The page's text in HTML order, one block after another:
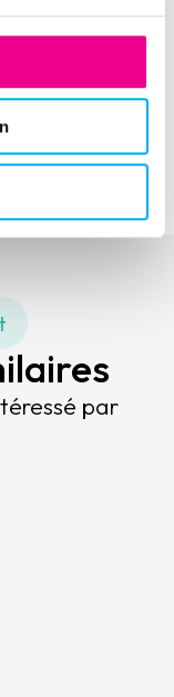
2ème
suivante
de
l'AFDCC
par